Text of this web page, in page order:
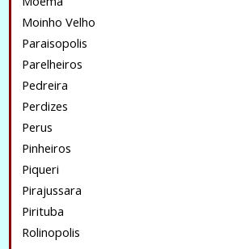
Moinho Velho
Paraisopolis
Parelheiros
Pedreira
Perdizes
Perus
Pinheiros
Piqueri
Pirajussara
Pirituba
Rolinopolis